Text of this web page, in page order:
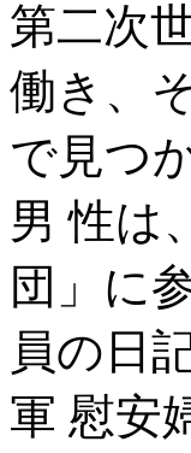
第二次
働き、
で見つ
男 性は
団」に
員の日
軍 慰安